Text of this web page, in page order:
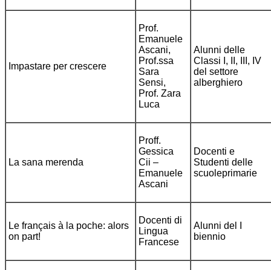
Impastare per crescere
Prof.
Emanuele
Ascani,
Prof.ssa
Sara
Sensi,
Prof. Zara
Luca
Alunni delle
Classi I, II, III, IV
del settore
alberghiero
La sana merenda
Proff.
Gessica
Cii –
Emanuele
Ascani
Docenti e
Studenti delle
scuoleprimarie
Le français à la poche: alors
on part!
Docenti di
Lingua
Francese
Alunni del I
biennio